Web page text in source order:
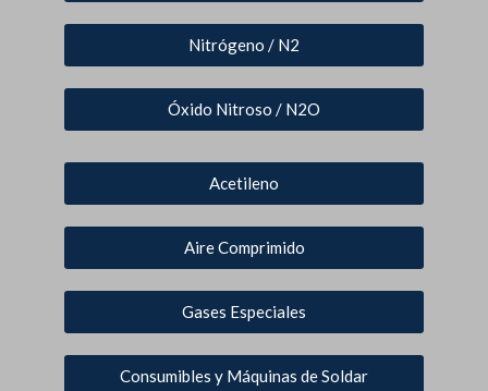
Nitrógeno / N2
Óxido Nitroso / N2O
Acetileno
Aire Comprimido
Gases Especiales
Consumibles y Máquinas de Soldar